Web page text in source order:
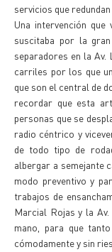
servicios que
Una intervención
suscitaba por la
separadores en la
carriles por los que
que son el central de
recordar que esta
personas que se
radio céntrico y
de todo tipo de
albergar a semejante
modo preventivo y
trabajos de
Marcial Rojas y la Av.
mano, para que
cómodamente y sin